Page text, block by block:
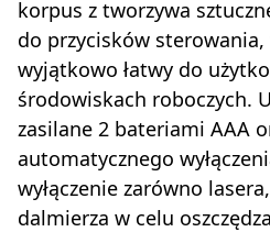
korpus z tworzywa
do przycisków
wyjątkowo łatwy do
środowiskach roboczych.
zasilane 2 bateriami AAA
automatycznego
wyłączenie zarówno
dalmierza w celu